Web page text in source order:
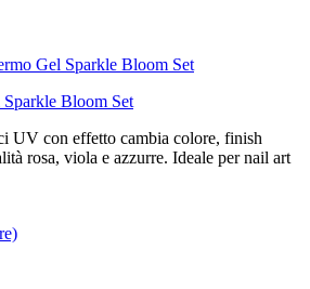
Bloom Set
UV con effetto cambia colore, finish
rosa, viola e azzurre. Ideale per nail art